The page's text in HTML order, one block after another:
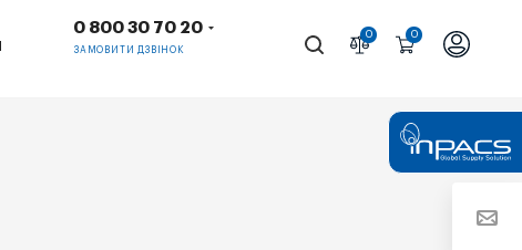
0 0
0 800 30 70 20
ЗАМОВИТИ ДЗВІНОК